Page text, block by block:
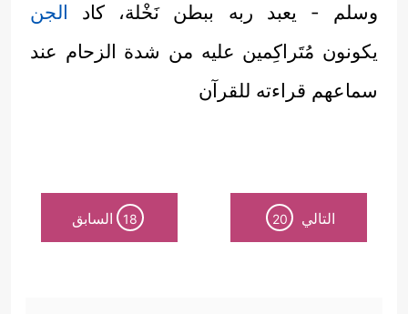
وسلم - يعبد ربه ببطن نَخْلة، كاد الجن
يكونون مُتَراكِمين عليه من شدة الزحام عند
سماعهم قراءته للقرآن
التالي 20
18 السابق